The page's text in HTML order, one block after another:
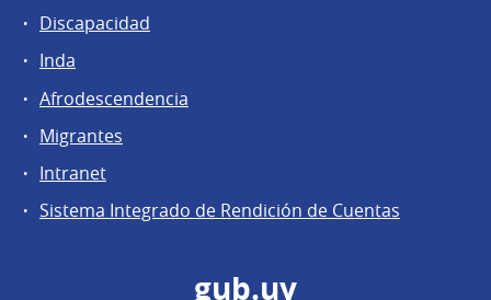
Discapacidad
Inda
Afrodescendencia
Migrantes
Intranet
Sistema Integrado de Rendición de Cuentas
gub.uy